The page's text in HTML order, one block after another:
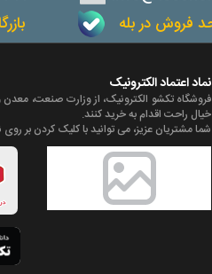
فروش در بله
نماد اعتماد الکترونیک
فروشگاه تکشو الکترونیک، از وزارت صنعت، معدن
خیال راحت اقدام به خرید کنند.
شما مشتریان عزیز، می توانید با کلیک کردن بر روی